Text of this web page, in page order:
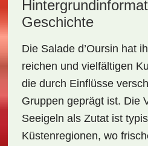
Geschichte
Die Salade d’Oursin hat
reichen und vielfältigen
die durch Einflüsse
Gruppen geprägt ist. Die
Seeigeln als Zutat ist
Küstenregionen, wo